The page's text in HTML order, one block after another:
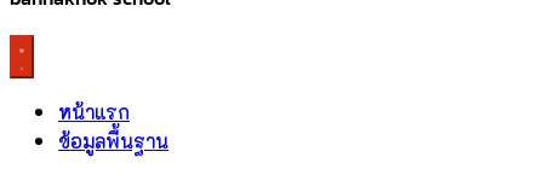
หน้าแรก
ข้อมูลพื้นฐาน